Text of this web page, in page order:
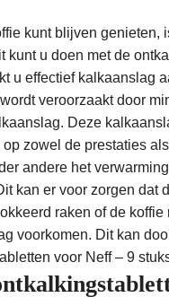
kunt blijven genieten,
u doen met de
u effectief kalkaanslag
veroorzaakt door
Deze
zowel de prestaties
andere het
kan er voor zorgen dat
raken of de koffie
voorkomen. Dit kan
voor Neff – 9